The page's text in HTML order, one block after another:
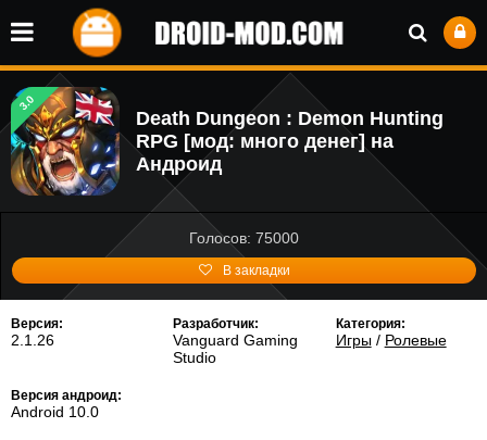
3.0
Death Dungeon : Demon Hunting
RPG [мод: много денег] на
Андроид
Голосов: 75000
В закладки
Версия:
2.1.26
Разработчик:
Vanguard Gaming
Studio
Категория:
Игры/ Ролевые
Версия андроид:
Android 10.0